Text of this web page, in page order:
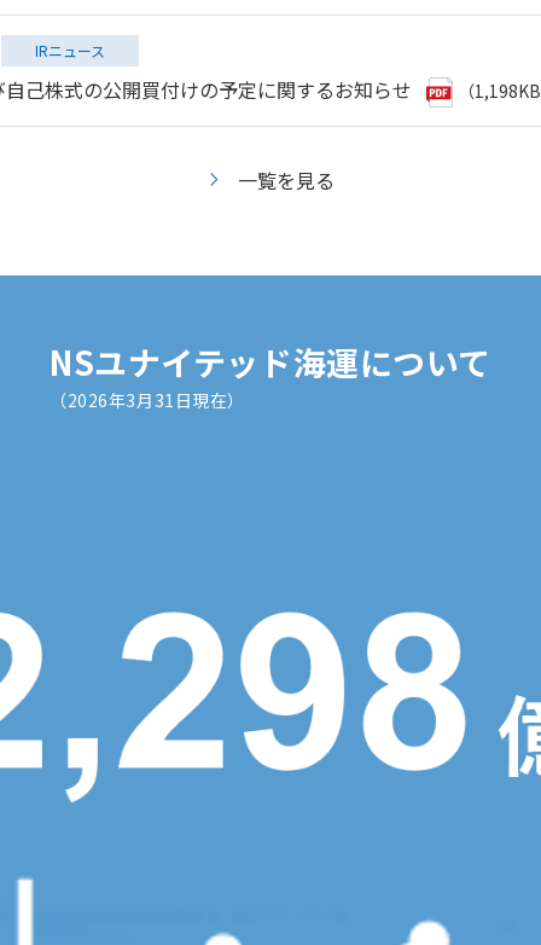
IRニュース
己株式の公開買付けの予定に関するお知らせ （
一覧を見る
NSユナイテッド海運について
（2026年3月31日現在）